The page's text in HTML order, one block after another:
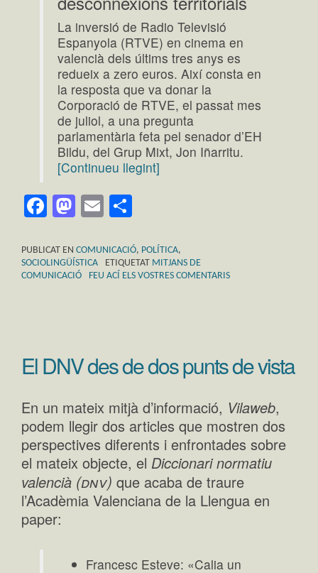
La inversió de Radio Televisió
Espanyola (RTVE) en cinema en
valencià dels últims tres anys es
redueix a zero euros. Així consta en
la resposta que va donar la
Corporació de RTVE, el passat mes
de juliol, a una pregunta
parlamentària feta pel senador d’EH
Bildu, del Grup Mixt, Jon Iñarritu.
[Continueu llegint]
Facebook
Mastodon
Email
PUBLICAT EN COMUNICACIÓ, POLÍTICA,
SOCIOLINGÜÍSTICA
ETIQUETAT MITJANS DE
COMUNICACIÓ
FEU ACÍ ELS VOSTRES COMENTARIS
El DNV des de dos punts de vista
En un mateix mitjà d’informació, Vilaweb,
podem llegir dos articles que mostren dos
perspectives diferents i enfrontades sobre
el mateix objecte, el Diccionari normatiu
valencià (dnv) que acaba de traure
l’Acadèmia Valenciana de la Llengua en
paper:
Francesc Esteve: «Calia un